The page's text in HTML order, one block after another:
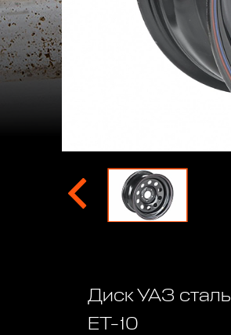
Диск УАЗ
ET-10